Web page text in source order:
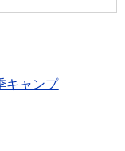
キャンプ